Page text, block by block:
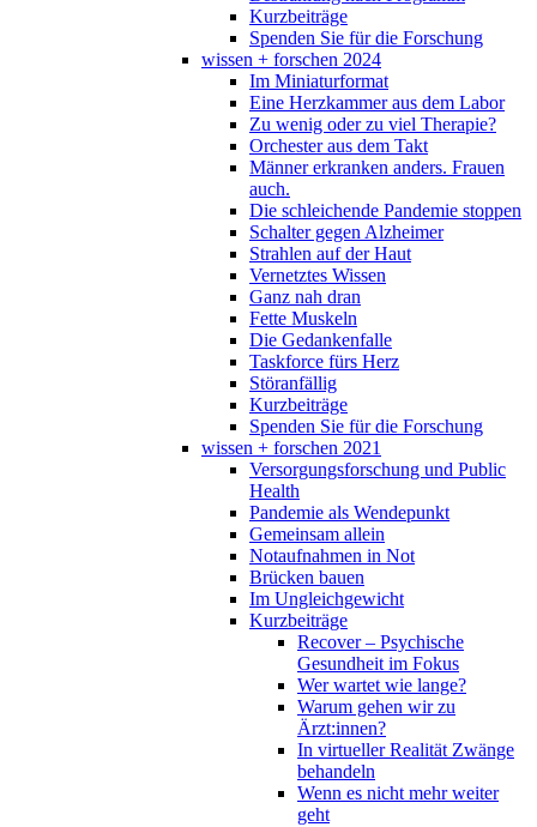
Kurzbeiträge
Spenden Sie für die Forschung
wissen + forschen 2024
Im Miniaturformat
Eine Herzkammer aus dem Labor
Zu wenig oder zu viel Therapie?
Orchester aus dem Takt
Männer erkranken anders. Frauen
auch.
Die schleichende Pandemie stoppen
Schalter gegen Alzheimer
Strahlen auf der Haut
Vernetztes Wissen
Ganz nah dran
Fette Muskeln
Die Gedankenfalle
Taskforce fürs Herz
Störanfällig
Kurzbeiträge
Spenden Sie für die Forschung
wissen + forschen 2021
Versorgungsforschung und Public
Health
Pandemie als Wendepunkt
Gemeinsam allein
Notaufnahmen in Not
Brücken bauen
Im Ungleichgewicht
Kurzbeiträge
Recover – Psychische
Gesundheit im Fokus
Wer wartet wie lange?
Warum gehen wir zu
Ärzt:innen?
In virtueller Realität Zwänge
behandeln
Wenn es nicht mehr weiter
geht